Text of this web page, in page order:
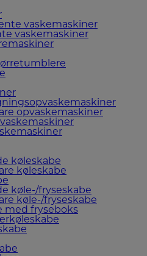
vaskemaskiner
vaskemaskiner
opvaskemaskiner
køleskabe
køleskabe
køle-/fryseskabe
køle-/fryseskabe
med fryseboks